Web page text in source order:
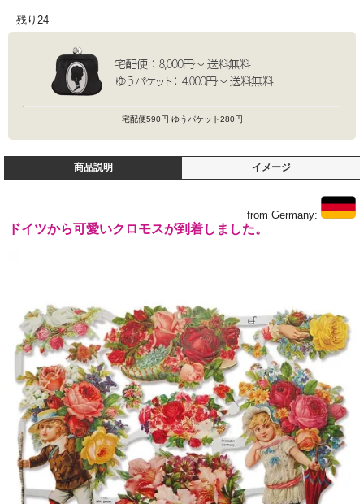
残り24
宅配便590円 ゆうパケット280円
商品説明 イメージ
from Germany:
ドイツから可愛いクロモスが到着しました。